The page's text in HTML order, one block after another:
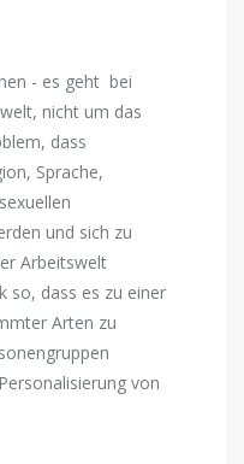
- es geht bei
nicht um das
dass
Sprache,
und sich zu
Arbeitswelt
so, dass es zu einer
Arten zu
von